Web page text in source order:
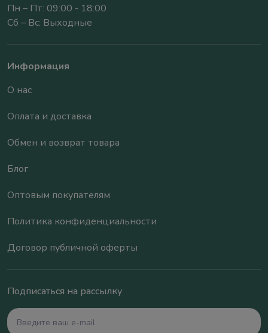
Пн – Пт: 09:00 - 18:00
Сб – Вс: Выходные
Информация
О нас
Оплата и доставка
Обмен и возврат товара
Блог
Оптовым покупателям
Политика конфиденциальности
Договор публичной оферты
Подписаться на рассылку